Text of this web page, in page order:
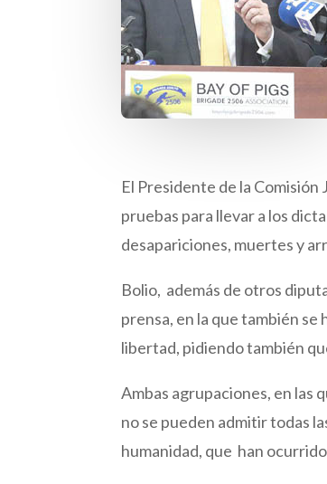
El Presidente de la
pruebas para llevar a los
desapariciones, muertes y
Bolio, además de otros
prensa, en la que también
libertad, pidiendo también
Ambas agrupaciones, en las
no se pueden admitir todas
humanidad, que han